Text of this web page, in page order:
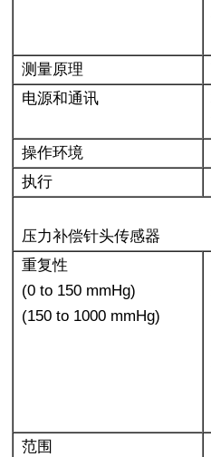
测量原理
电源和通讯
操作环境
执行
压力补偿针头传感器
重复性
(0 to 150 mmHg)
(150 to 1000 mmHg)
范围